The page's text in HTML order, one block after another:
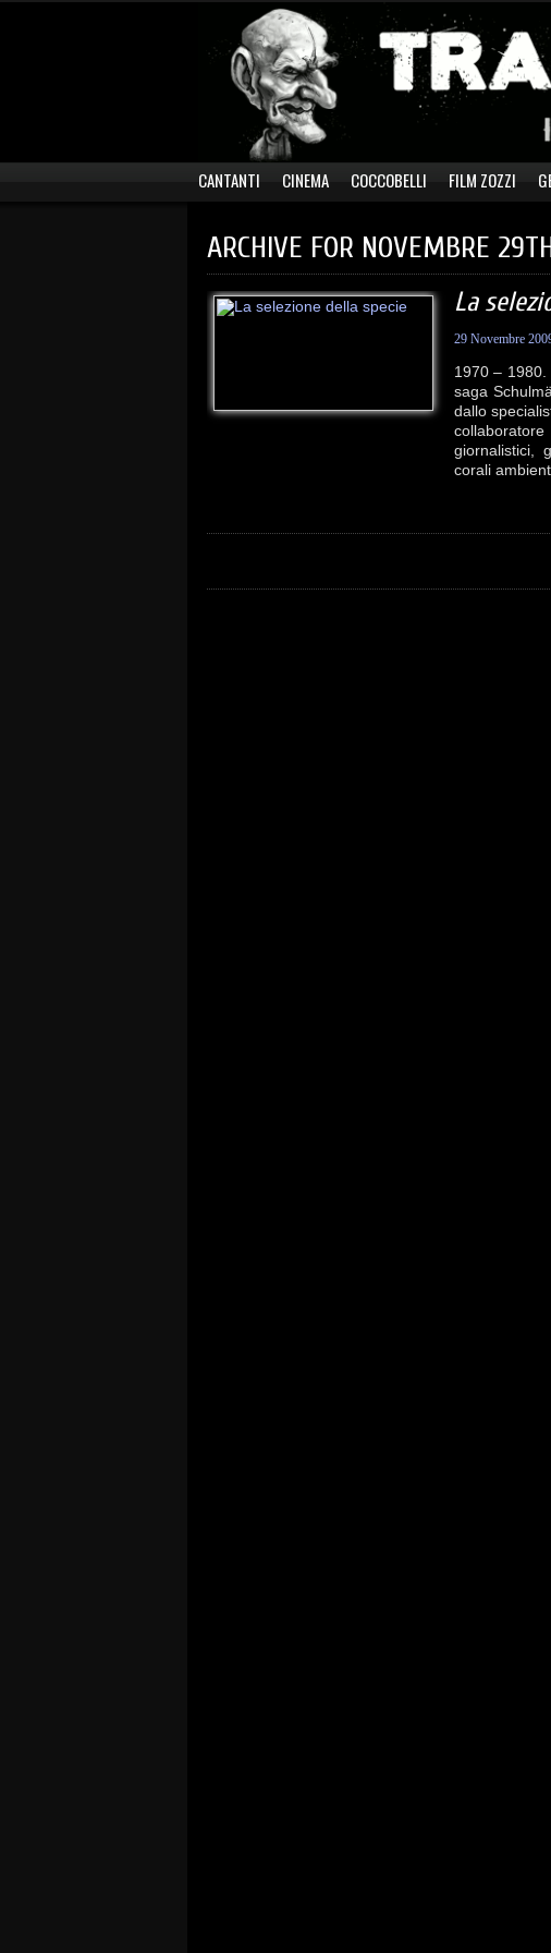
CANTANTI CINEMA COCCOBELLI FILM ZOZZI
ARCHIVE FOR NOVEMBRE
La
29 Novembre
1970 – 1980.
saga
dallo
giornalistici,
corali